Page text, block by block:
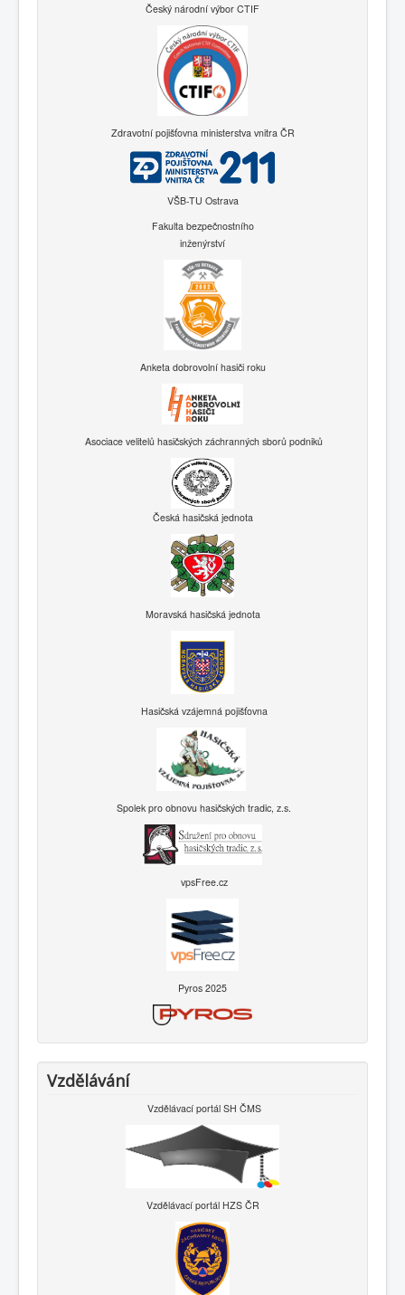
Český národní výbor CTIF
Zdravotní pojišťovna ministerstva vnitra ČR
VŠB-TU Ostrava
Fakulta bezpečnostního
inženýrství
Anketa dobrovolní hasiči roku
Asociace velitelů hasičských záchranných sborů podniků
Česká hasičská jednota
Moravská hasičská jednota
Hasičská vzájemná pojišťovna
Spolek pro obnovu hasičských tradic, z.s.
vpsFree.cz
Pyros 2025
Vzdělávání
Vzdělávací portál SH ČMS
Vzdělávací portál HZS ČR